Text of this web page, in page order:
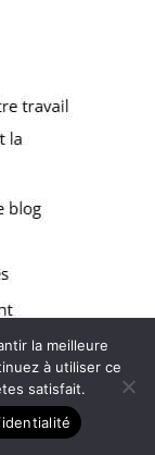
- Partenaire
la meilleure
à utiliser ce
satisfait.